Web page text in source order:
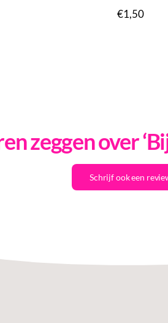
€1,50
zeggen over
Schrijf ook een